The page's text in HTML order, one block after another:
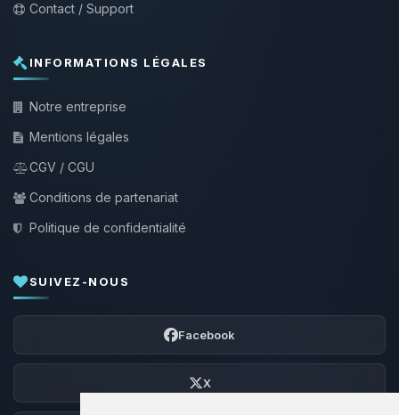
Contact / Support
INFORMATIONS LÉGALES
Notre entreprise
Mentions légales
CGV / CGU
Conditions de partenariat
Politique de confidentialité
SUIVEZ-NOUS
Facebook
X